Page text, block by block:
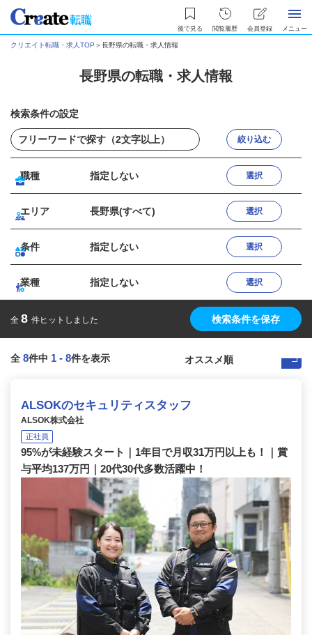
後で見る 閲覧履歴 会員登録 メニュー
クリエイト転職・求人TOP ＞長野県の転職・求人情報
長野県の転職・求人情報
検索条件の設定
絞り込む
職種 指定しない 選択
エリア 長野県(すべて) 選択
条件 指定しない 選択
業種 指定しない 選択
全 8 件ヒットしました 検索条件を保存
全 8件中 1 - 8件を表示
ALSOKのセキュリティスタッフ
ALSOK株式会社
正社員
95%が未経験スタート｜1年目で月収31万円以上も！｜賞
与平均137万円｜20代30代多数活躍中！